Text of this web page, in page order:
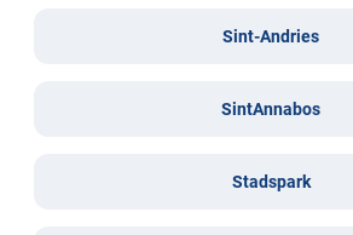
Sint-Andries
SintAnnabos
Stadspark